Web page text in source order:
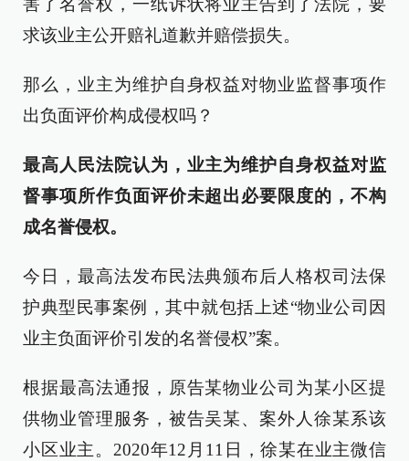
害了名誉权，一纸诉状将业主告到了法院，要
求该业主公开赔礼道歉并赔偿损失。
那么，业主为维护自身权益对物业监督事项作
出负面评价构成侵权吗？
最高人民法院认为，业主为维护自身权益对监
督事项所作负面评价未超出必要限度的，不构
成名誉侵权。
今日，最高法发布民法典颁布后人格权司法保
护典型民事案例，其中就包括上述“物业公司因
业主负面评价引发的名誉侵权”案。
根据最高法通报，原告某物业公司为某小区提
供物业管理服务，被告吴某、案外人徐某系该
小区业主。2020年12月11日，徐某在业主微信